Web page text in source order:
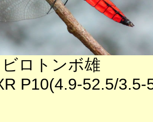
ロトンボ雄
P10(4.9-52.5/